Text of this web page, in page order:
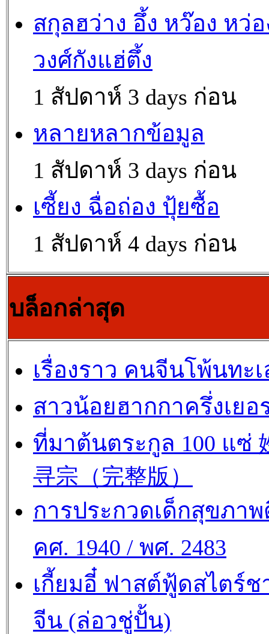
สกุลฮว่าง อึ้ง หว๊อง หว่อ
วงศ์กังแฮ่ตึ้ง
1 สัปดาห์ 3 days ก่อน
หลายหลากข้อมูล
1 สัปดาห์ 3 days ก่อน
เซี้ยง ฉื่อถ่อง ปุ้ยซื้อ
1 สัปดาห์ 4 days ก่อน
บล็อกล่าสุด
เรื่องราว คนจีนโพ้นทะ
สาวน้อยฮากกาครึ่งเยอ
ที่มาต้นตระกูล 100 แซ่
寻宗（完整版）
การประกวดเด็กสุขภา
คศ. 1940 / พศ. 2483
เกี้ยมอี๋ ฟาสต์ฟู้ดสไตร์ช
จีน (ล่อวชู่ปั้น)